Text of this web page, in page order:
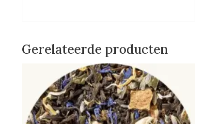
Gerelateerde producten